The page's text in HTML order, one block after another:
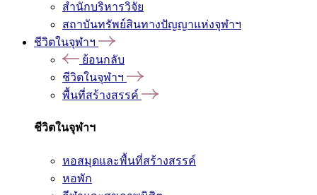
สำนักบริหารวิจัย
สถาบันทรัพย์สินทางปัญญาแห่งจุฬาฯ
ชีวิตในจุฬาฯ
ย้อนกลับ
ชีวิตในจุฬาฯ
พื้นที่สร้างสรรค์
ชีวิตในจุฬาฯ
หอสมุดและพื้นที่สร้างสรรค์
หอพัก